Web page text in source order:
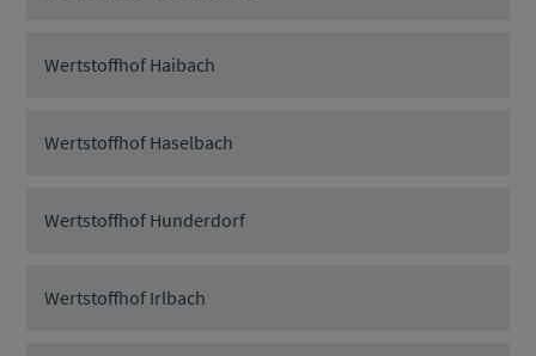
Wertstoffhof Haibach
Wertstoffhof Haselbach
Wertstoffhof Hunderdorf
Wertstoffhof Irlbach